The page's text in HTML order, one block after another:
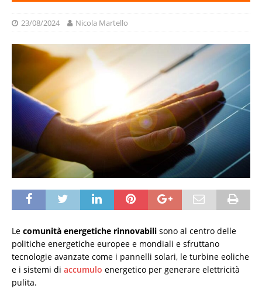
23/08/2024 Nicola Martello
Le comunità energetiche rinnovabili sono al centro delle
politiche energetiche europee e mondiali e sfruttano
tecnologie avanzate come i pannelli solari, le turbine eoliche
e i sistemi di accumulo energetico per generare elettricità
pulita.